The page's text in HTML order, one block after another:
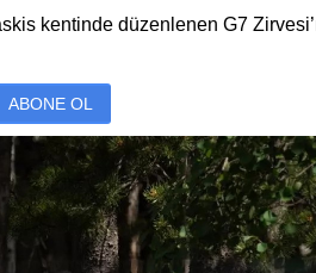
kentinde düzenlenen G7
ABONE OL